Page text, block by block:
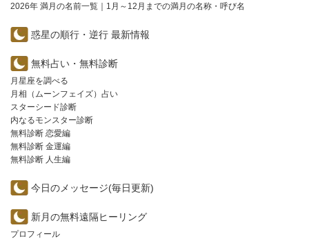
2026年 満月の名前一覧｜1月～12月までの満月の名称・呼び名
惑星の順行・逆行 最新情報
無料占い・無料診断
月星座を調べる
月相（ムーンフェイズ）占い
スターシード診断
内なるモンスター診断
無料診断 恋愛編
無料診断 金運編
無料診断 人生編
今日のメッセージ(毎日更新)
新月の無料遠隔ヒーリング
プロフィール